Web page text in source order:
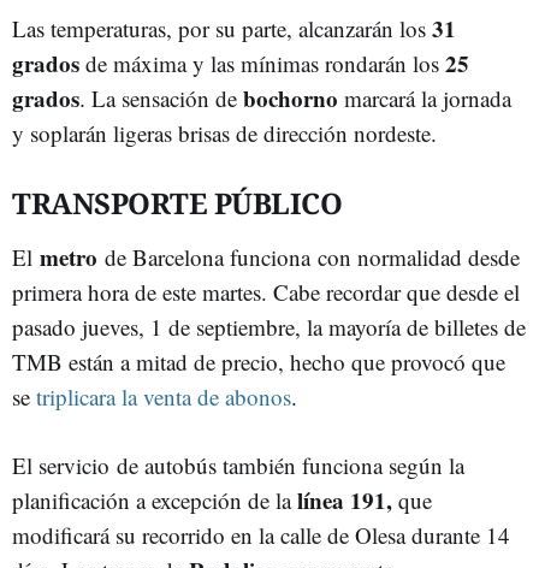
Las temperaturas, por su parte, alcanzarán los 31
grados de máxima y las mínimas rondarán los 25
grados. La sensación de bochorno marcará la jornada
y soplarán ligeras brisas de dirección nordeste.
TRANSPORTE PÚBLICO
El metro de Barcelona funciona con normalidad desde
primera hora de este martes. Cabe recordar que desde el
pasado jueves, 1 de septiembre, la mayoría de billetes de
TMB están a mitad de precio, hecho que provocó que
se triplicara la venta de abonos.
El servicio de autobús también funciona según la
planificación a excepción de lalínea 191, que
modificará su recorrido en la calle de Olesa durante 14